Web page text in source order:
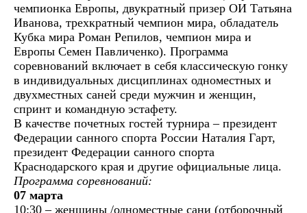
чемпионка Европы, двукратный призер ОИ Татьяна
Иванова, трехкратный чемпион мира, обладатель
Кубка мира Роман Репилов, чемпион мира и
Европы Семен Павличенко). Программа
соревнований включает в себя классическую гонку
в индивидуальных дисциплинах одноместных и
двухместных саней среди мужчин и женщин,
спринт и командную эстафету.
В качестве почетных гостей турнира – президент
Федерации санного спорта России Наталия Гарт,
президент Федерации санного спорта
Краснодарского края и другие официальные лица.
Программа соревнований:
07 марта
10:30 – женщины /одноместные сани (отборочный